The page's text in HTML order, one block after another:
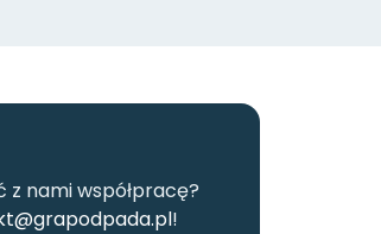
z nami współpracę?
!